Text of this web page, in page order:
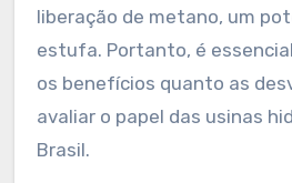
liberação de metano, um
estufa. Portanto, é
os benefícios quanto as
avaliar o papel das usinas
Brasil.